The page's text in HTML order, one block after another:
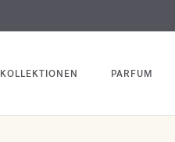
KOLLEKTIONEN PARFUM